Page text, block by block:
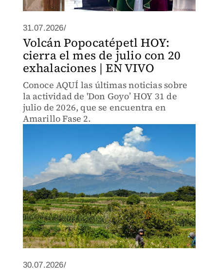
31.07.2026/
Volcán Popocatépetl HOY:
cierra el mes de julio con 20
exhalaciones | EN VIVO
Conoce AQUÍ las últimas noticias sobre
la actividad de 'Don Goyo’ HOY 31 de
julio de 2026, que se encuentra en
Amarillo Fase 2.
30.07.2026/